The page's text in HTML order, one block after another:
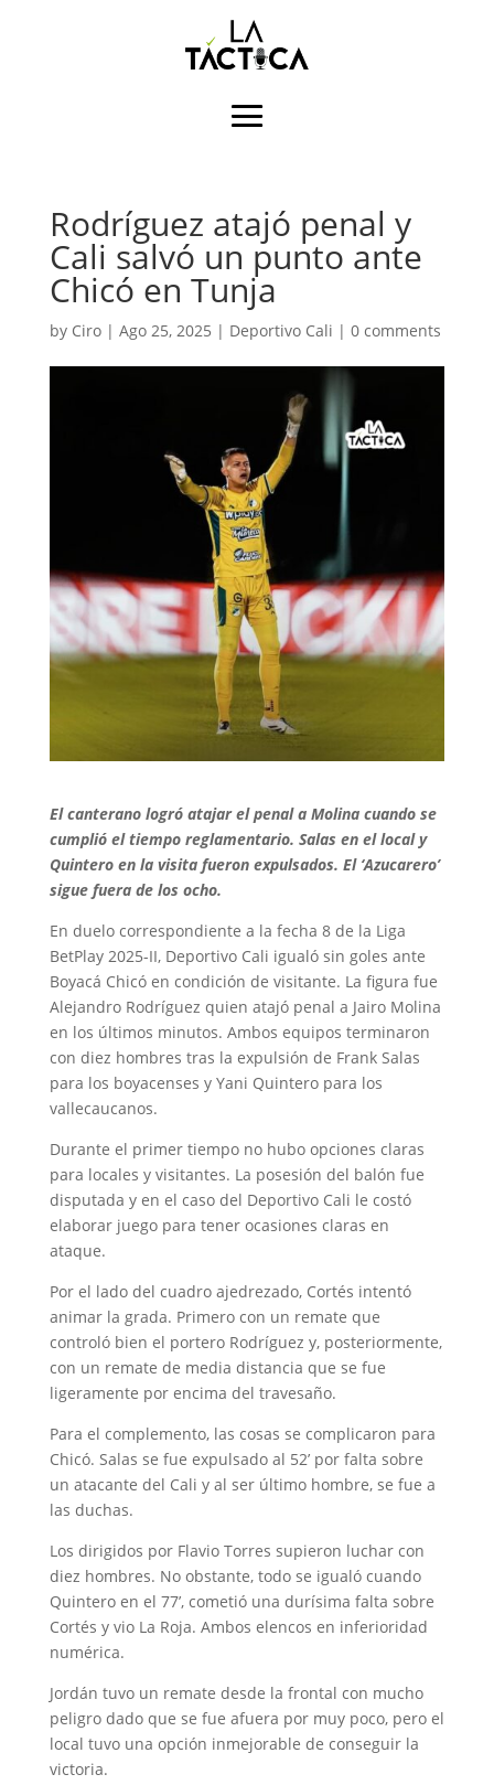
Rodríguez atajó penal y
Cali salvó un punto ante
Chicó en Tunja
by Ciro| Ago 25, 2025 | Deportivo Cali | 0 comments
El canterano logró atajar el penal a Molina cuando se
cumplió el tiempo reglamentario. Salas en el local y
Quintero en la visita fueron expulsados. El ‘Azucarero’
sigue fuera de los ocho.
En duelo correspondiente a la fecha 8 de la Liga
BetPlay 2025-II, Deportivo Cali igualó sin goles ante
Boyacá Chicó en condición de visitante. La figura fue
Alejandro Rodríguez quien atajó penal a Jairo Molina
en los últimos minutos. Ambos equipos terminaron
con diez hombres tras la expulsión de Frank Salas
para los boyacenses y Yani Quintero para los
vallecaucanos.
Durante el primer tiempo no hubo opciones claras
para locales y visitantes. La posesión del balón fue
disputada y en el caso del Deportivo Cali le costó
elaborar juego para tener ocasiones claras en
ataque.
Por el lado del cuadro ajedrezado, Cortés intentó
animar la grada. Primero con un remate que
controló bien el portero Rodríguez y, posteriormente,
con un remate de media distancia que se fue
ligeramente por encima del travesaño.
Para el complemento, las cosas se complicaron para
Chicó. Salas se fue expulsado al 52’ por falta sobre
un atacante del Cali y al ser último hombre, se fue a
las duchas.
Los dirigidos por Flavio Torres supieron luchar con
diez hombres. No obstante, todo se igualó cuando
Quintero en el 77’, cometió una durísima falta sobre
Cortés y vio La Roja. Ambos elencos en inferioridad
numérica.
Jordán tuvo un remate desde la frontal con mucho
peligro dado que se fue afuera por muy poco, pero el
local tuvo una opción inmejorable de conseguir la
victoria.